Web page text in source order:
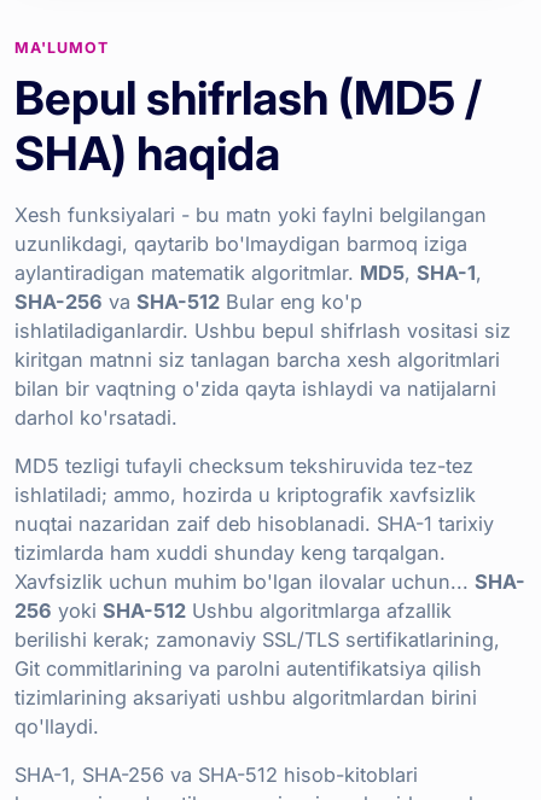
MA'LUMOT
Bepul shifrlash (MD5 /
SHA) haqida
Xesh funksiyalari - bu matn yoki faylni belgilangan
uzunlikdagi, qaytarib bo'lmaydigan barmoq iziga
aylantiradigan matematik algoritmlar. MD5, SHA-1,
SHA-256 va SHA-512 Bular eng ko'p
ishlatiladiganlardir. Ushbu bepul shifrlash vositasi siz
kiritgan matnni siz tanlagan barcha xesh algoritmlari
bilan bir vaqtning o'zida qayta ishlaydi va natijalarni
darhol ko'rsatadi.
MD5 tezligi tufayli checksum tekshiruvida tez-tez
ishlatiladi; ammo, hozirda u kriptografik xavfsizlik
nuqtai nazaridan zaif deb hisoblanadi. SHA-1 tarixiy
tizimlarda ham xuddi shunday keng tarqalgan.
Xavfsizlik uchun muhim bo'lgan ilovalar uchun... SHA-
256 yoki SHA-512 Ushbu algoritmlarga afzallik
berilishi kerak; zamonaviy SSL/TLS sertifikatlarining,
Git commitlarining va parolni autentifikatsiya qilish
tizimlarining aksariyati ushbu algoritmlardan birini
qo'llaydi.
SHA-1, SHA-256 va SHA-512 hisob-kitoblari